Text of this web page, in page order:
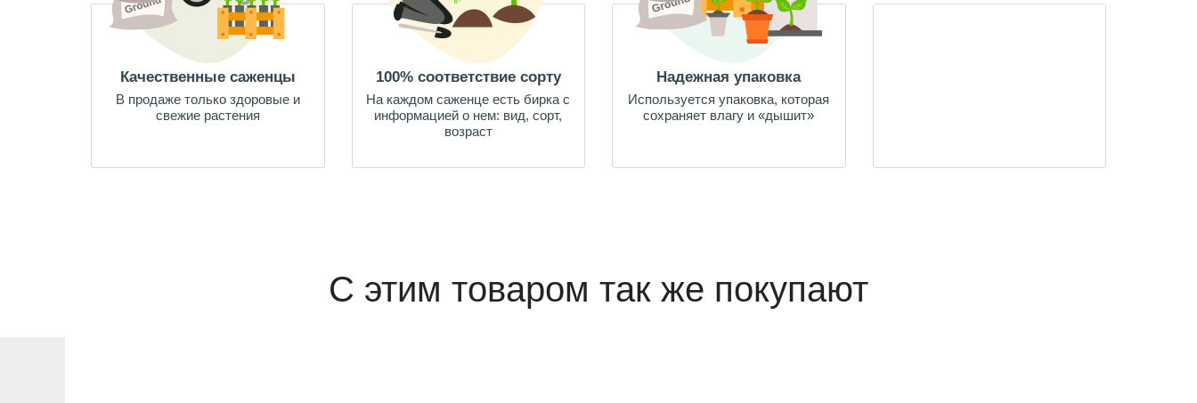
Качественные саженцы
В продаже только здоровые и
свежие растения
100% соответствие сорту
На каждом саженце есть бирка с
информацией о нем: вид, сорт,
возраст
Надежная упаковка
Используется упаковка, которая
сохраняет влагу и «дышит»
С этим товаром так же покупают